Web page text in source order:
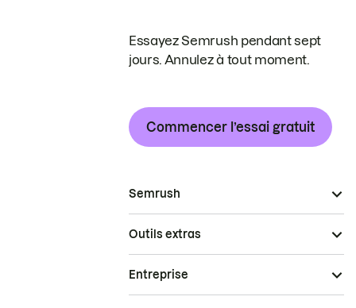
Essayez Semrush pendant sept
jours. Annulez à tout moment.
Commencer l’essai gratuit
Semrush
Outils extras
Entreprise